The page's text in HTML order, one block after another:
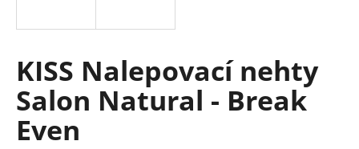
KISS Nalepovací nehty
Salon Natural - Break
Even
í
t
?